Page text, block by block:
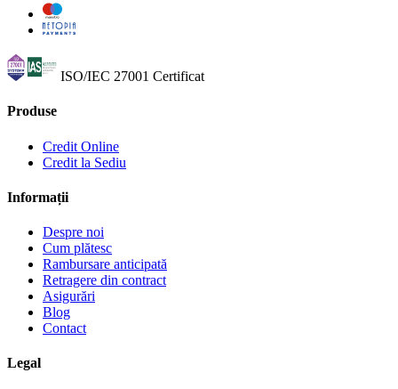
ISO/IEC 27001 Certificat
Produse
Credit Online
Credit la Sediu
Informații
Despre noi
Cum plătesc
Rambursare anticipată
Retragere din contract
Asigurări
Blog
Contact
Legal